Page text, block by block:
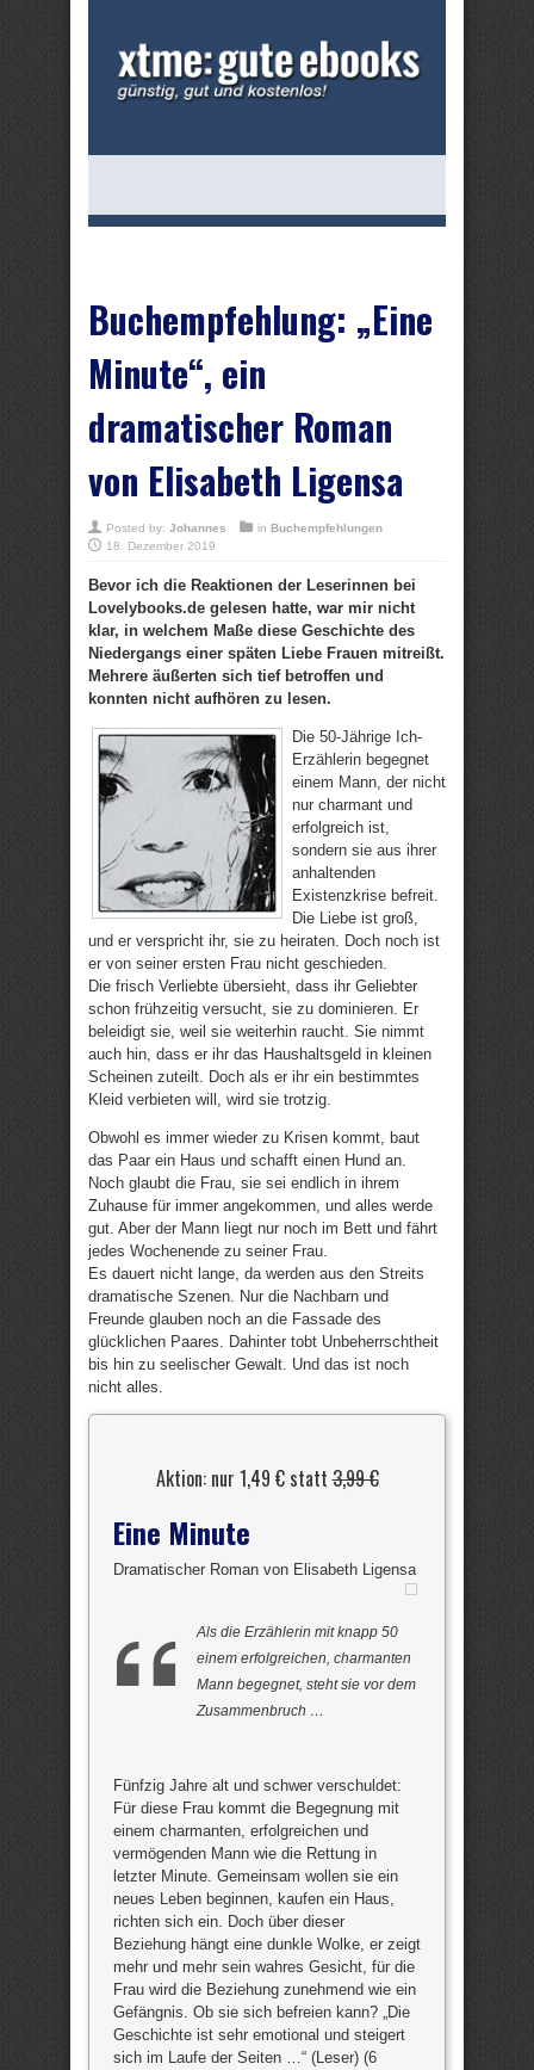
Buchempfehlung: „Eine
Minute“, ein
dramatischer Roman
von Elisabeth Ligensa
Posted by: Johannes in Buchempfehlungen
18. Dezember 2019
Bevor ich die Reaktionen der Leserinnen bei
Lovelybooks.de gelesen hatte, war mir nicht
klar, in welchem Maße diese Geschichte des
Niedergangs einer späten Liebe Frauen mitreißt.
Mehrere äußerten sich tief betroffen und
konnten nicht aufhören zu lesen.
Die 50-Jährige Ich-
Erzählerin begegnet
einem Mann, der nicht
nur charmant und
erfolgreich ist,
sondern sie aus ihrer
anhaltenden
Existenzkrise befreit.
Die Liebe ist groß,
und er verspricht ihr, sie zu heiraten. Doch noch ist
er von seiner ersten Frau nicht geschieden.
Die frisch Verliebte übersieht, dass ihr Geliebter
schon frühzeitig versucht, sie zu dominieren. Er
beleidigt sie, weil sie weiterhin raucht. Sie nimmt
auch hin, dass er ihr das Haushaltsgeld in kleinen
Scheinen zuteilt. Doch als er ihr ein bestimmtes
Kleid verbieten will, wird sie trotzig.
Obwohl es immer wieder zu Krisen kommt, baut
das Paar ein Haus und schafft einen Hund an.
Noch glaubt die Frau, sie sei endlich in ihrem
Zuhause für immer angekommen, und alles werde
gut. Aber der Mann liegt nur noch im Bett und fährt
jedes Wochenende zu seiner Frau.
Es dauert nicht lange, da werden aus den Streits
dramatische Szenen. Nur die Nachbarn und
Freunde glauben noch an die Fassade des
glücklichen Paares. Dahinter tobt Unbeherrschtheit
bis hin zu seelischer Gewalt. Und das ist noch
nicht alles.
Aktion: nur 1,49 € statt3,99 €
Eine Minute
Dramatischer Roman von Elisabeth Ligensa
Als die Erzählerin mit knapp 50
einem erfolgreichen, charmanten
Mann begegnet, steht sie vor dem
Zusammenbruch …
Fünfzig Jahre alt und schwer verschuldet:
Für diese Frau kommt die Begegnung mit
einem charmanten, erfolgreichen und
vermögenden Mann wie die Rettung in
letzter Minute. Gemeinsam wollen sie ein
neues Leben beginnen, kaufen ein Haus,
richten sich ein. Doch über dieser
Beziehung hängt eine dunkle Wolke, er zeigt
mehr und mehr sein wahres Gesicht, für die
Frau wird die Beziehung zunehmend wie ein
Gefängnis. Ob sie sich befreien kann? „Die
Geschichte ist sehr emotional und steigert
sich im Laufe der Seiten …“ (Leser) (6